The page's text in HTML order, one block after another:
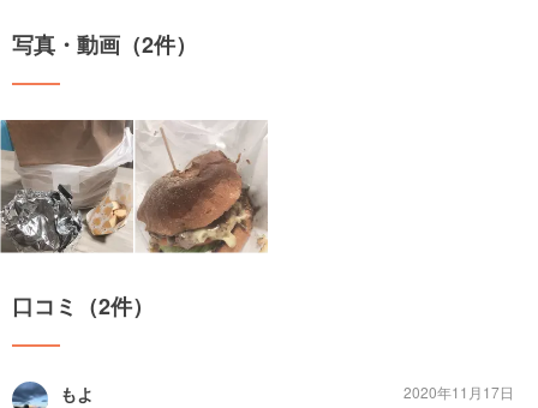
写真・動画（2件）
口コミ（2件）
もよ 2020年11月17日